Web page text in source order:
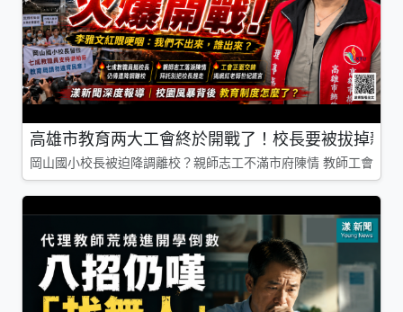
高雄市教育两大工會終於開戰了！校長要被拔掉親
岡山國小校長被迫降調離校？親師志工不滿市府陳情 教師工會槓